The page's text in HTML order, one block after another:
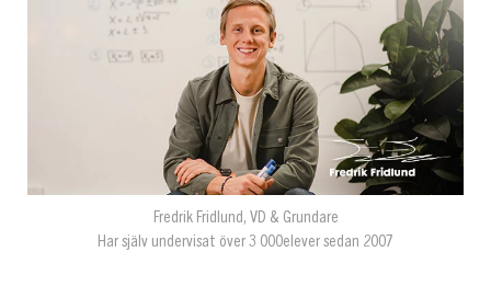
Fredrik Fridlund, VD & Grundare
Har själv undervisat över 3 000elever sedan 2007